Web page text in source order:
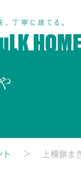
上棟餅ま